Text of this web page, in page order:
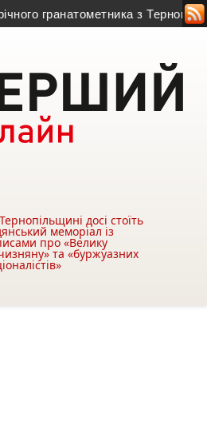
з
досі стоїть
меморіал із
про «Велику
та «буржуазних